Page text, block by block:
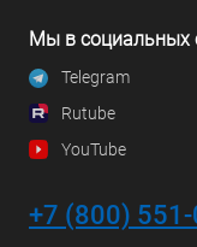
Мы в социальных
Telegram
Rutube
YouTube
+7 (800) 551-